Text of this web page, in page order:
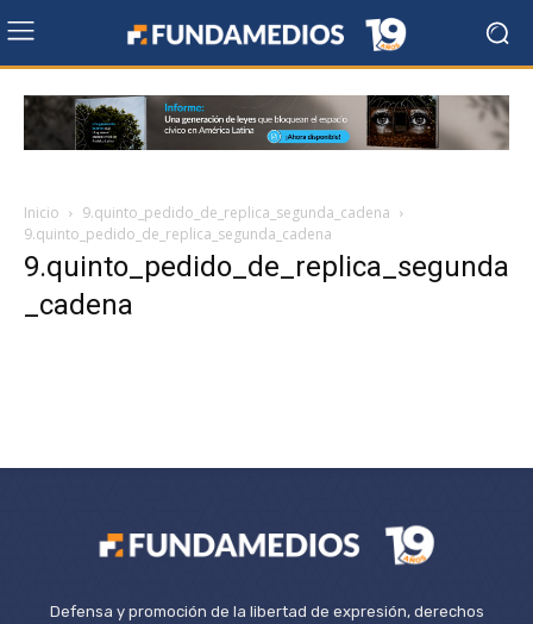
Inicio
9.quinto_pedido_de_replica_segunda_cadena
9.quinto_pedido_de_replica_segunda_cadena
9.quinto_pedido_de_replica_segunda
_cadena
Defensa y promoción de la libertad de expresión, derechos